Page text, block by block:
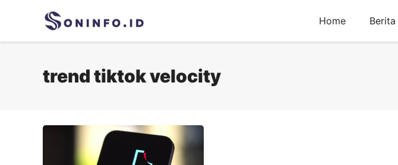
Home Berita
trend tiktok velocity